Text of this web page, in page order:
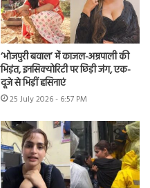
‘भोजपुरी बवाल’ में काजल-अम्रपाली की
भिड़ंत, इनसिक्योरिटी पर छिड़ी जंग, एक-
दूजे से भिड़ीं हसिनाएं
25 July 2026 - 6:57 PM